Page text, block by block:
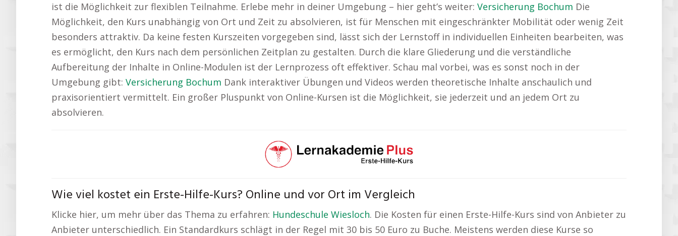
ist die Möglichkeit zur flexiblen Teilnahme. Erlebe mehr in deiner Umgebung – hier geht’s weiter: Versicherung Bochum Die
Möglichkeit, den Kurs unabhängig von Ort und Zeit zu absolvieren, ist für Menschen mit eingeschränkter Mobilität oder wenig Zeit
besonders attraktiv. Da keine festen Kurszeiten vorgegeben sind, lässt sich der Lernstoff in individuellen Einheiten bearbeiten, was
es ermöglicht, den Kurs nach dem persönlichen Zeitplan zu gestalten. Durch die klare Gliederung und die verständliche
Aufbereitung der Inhalte in Online-Modulen ist der Lernprozess oft effektiver. Schau mal vorbei, was es sonst noch in der
Umgebung gibt: Versicherung Bochum Dank interaktiver Übungen und Videos werden theoretische Inhalte anschaulich und
praxisorientiert vermittelt. Ein großer Pluspunkt von Online-Kursen ist die Möglichkeit, sie jederzeit und an jedem Ort zu
absolvieren.
Wie viel kostet ein Erste-Hilfe-Kurs? Online und vor Ort im Vergleich
Klicke hier, um mehr über das Thema zu erfahren: Hundeschule Wiesloch. Die Kosten für einen Erste-Hilfe-Kurs sind von Anbieter zu
Anbieter unterschiedlich. Ein Standardkurs schlägt in der Regel mit 30 bis 50 Euro zu Buche. Meistens werden diese Kurse so